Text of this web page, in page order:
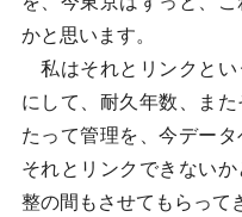
かと思います。
私はそれとリンクとい
にして、耐久年数、ま
たって管理を、今データ
それとリンクできない
整の間もさせてもらって